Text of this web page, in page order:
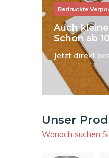
Bedruckte
Auch
Schon ab
Jetzt direkt
Unser
Wonach suchen